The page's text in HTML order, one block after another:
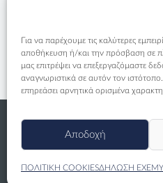
Για να παρέχουμε τις καλύτερες
αποθήκευση ή/και την πρόσβαση σε
μας επιτρέψει να επεξεργαζόμαστε
αναγνωριστικά σε αυτόν τον
επηρεάσει αρνητικά ορισμένα
Αποδοχή
ΠΟΛΙΤΙΚΗ COOKIESΔΗΛΩΣΗ
ΠΟΛΙΤΙΚΗ